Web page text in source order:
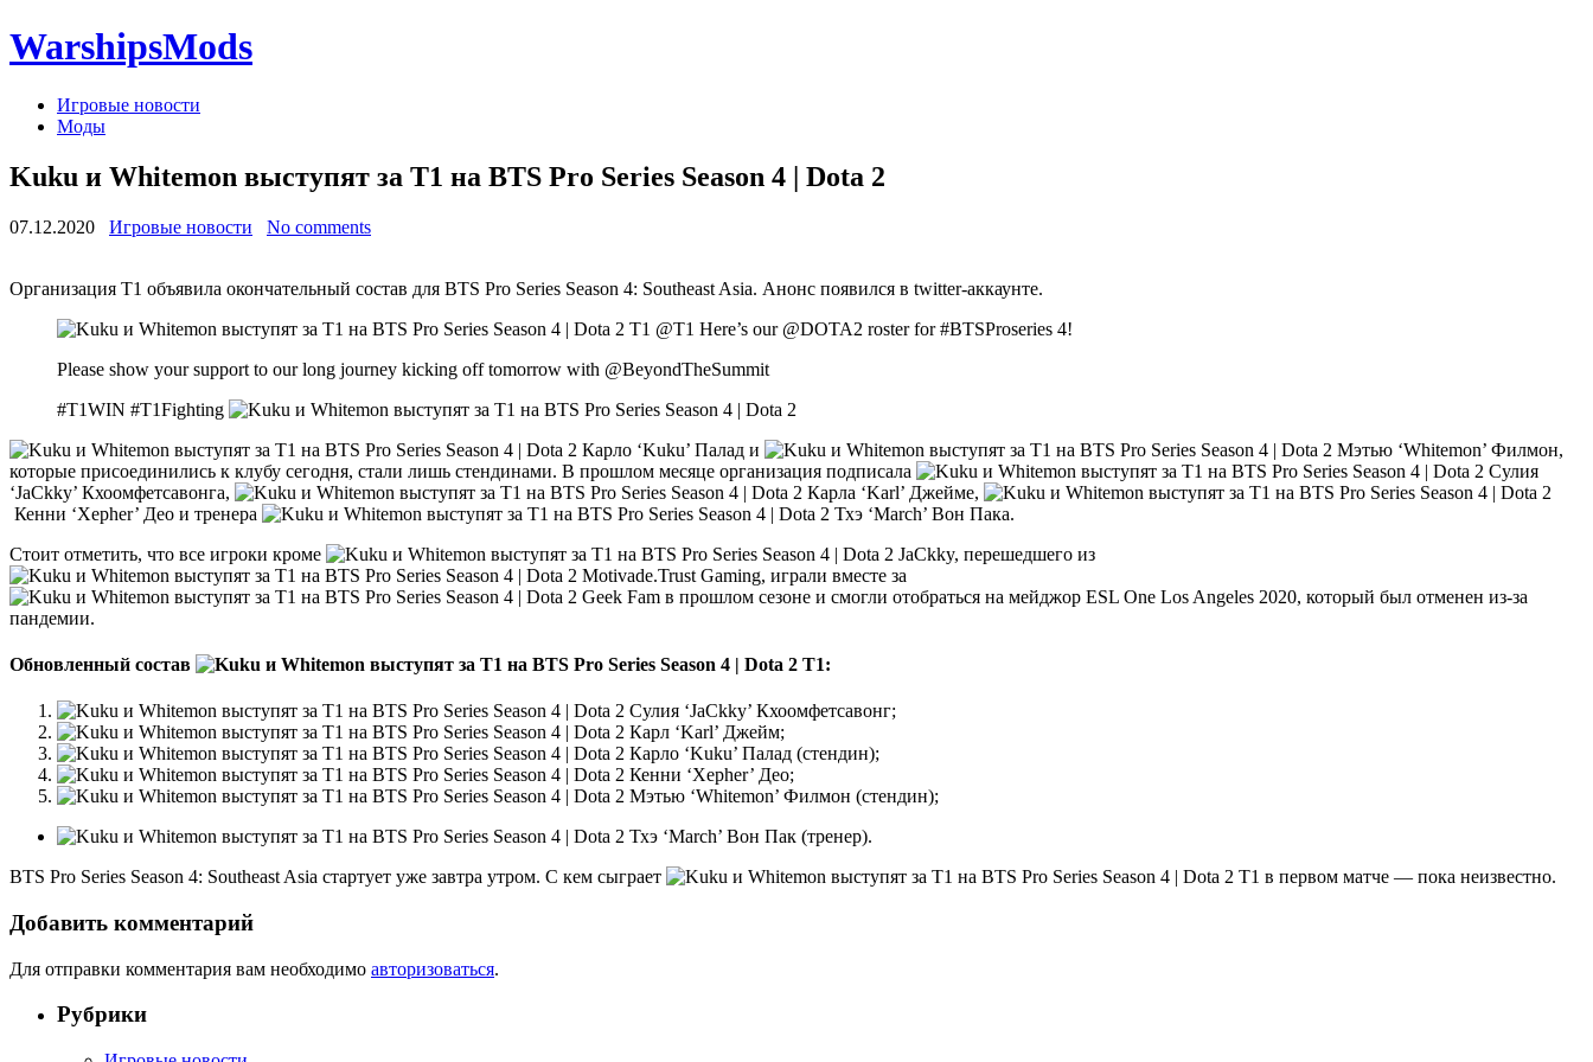
WarshipsMods
Игровые новости
Моды
Kuku и Whitemon выступят за T1 на BTS Pro Series Season 4 | Dota 2
07.12.2020 Игровые новости No comments
Организация T1 объявила окончательный состав для BTS Pro Series Season 4: Southeast Asia. Анонс появился в twitter-аккаунте.
T1 @T1 Here’s our @DOTA2 roster for #BTSProseries 4!
Please show your support to our long journey kicking off tomorrow with @BeyondTheSummit
#T1WIN #T1Fighting
Карло ‘Kuku’ Палад и
Мэтью ‘Whitemon’ Филмон,
которые присоединились к клубу сегодня, стали лишь стендинами. В прошлом месяце организация подписала
Сулия
‘JaCkky’ Кхоомфетсавонга,
Карла ‘Karl’ Джейме,
Кенни ‘Xepher’ Део и тренера
Тхэ ‘March’ Вон Пака.
Стоит отметить, что все игроки кроме
JaCkky, перешедшего из
Motivade.Trust Gaming, играли вместе за
Geek Fam в прошлом сезоне и смогли отобраться на мейджор ESL One Los Angeles 2020, который был отменен из-за
пандемии.
Обновленный состав T1:
Сулия ‘JaCkky’ Кхоомфетсавонг;
Карл ‘Karl’ Джейм;
Карло ‘Kuku’ Палад (стендин);
Кенни ‘Xepher’ Део;
Мэтью ‘Whitemon’ Филмон (стендин);
Тхэ ‘March’ Вон Пак (тренер).
BTS Pro Series Season 4: Southeast Asia стартует уже завтра утром. С кем сыграет
T1 в первом матче — пока неизвестно.
Добавить комментарий
Для отправки комментария вам необходимо авторизоваться.
Рубрики